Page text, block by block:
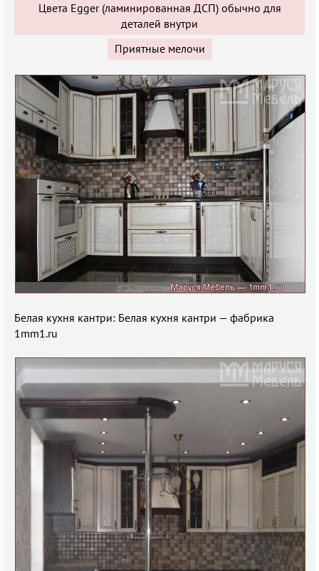
Цвета Egger (ламинированная ДСП) обычно для
деталей внутри
Приятные мелочи
Белая кухня кантри: Белая кухня кантри — фабрика
1mm1.ru